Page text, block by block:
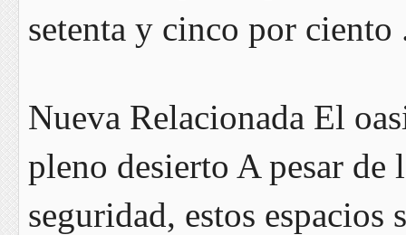
setenta y cinco por
Nueva Relacionada El
pleno desierto A pesar de
seguridad, estos